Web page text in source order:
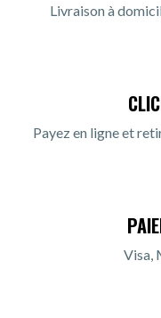
Livraison à
Payez en ligne et
Visa,